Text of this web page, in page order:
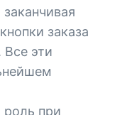
заказа
Все эти
при